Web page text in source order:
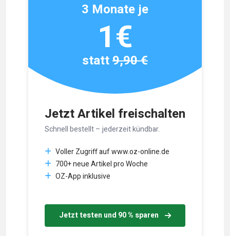
Jetzt Artikel freischalten
Schnell bestellt – jederzeit kündbar.
Voller Zugriff auf www.oz-online.de
700+ neue Artikel pro Woche
OZ-App inklusive
Jetzt testen und 90 % sparen
3 Monate je
1€
statt9,90 €